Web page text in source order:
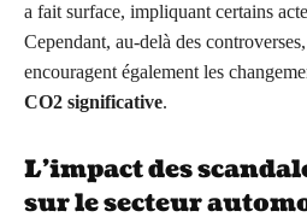
a fait surface, impliquant certains
Cependant, au-delà des
encouragent également les
CO2 significative.
L’impact des
sur le secteur